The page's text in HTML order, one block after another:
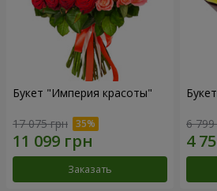
Букет "Империя красоты"
17 075 грн
Заказать
6 799